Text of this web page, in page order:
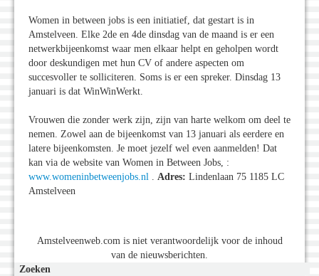
Women in between jobs is een initiatief, dat gestart is in
Amstelveen. Elke 2de en 4de dinsdag van de maand is er een
netwerkbijeenkomst waar men elkaar helpt en geholpen wordt
door deskundigen met hun CV of andere aspecten om
succesvoller te solliciteren. Soms is er een spreker. Dinsdag 13
januari is dat WinWinWerkt.
Vrouwen die zonder werk zijn, zijn van harte welkom om deel te
nemen. Zowel aan de bijeenkomst van 13 januari als eerdere en
latere bijeenkomsten. Je moet jezelf wel even aanmelden! Dat
kan via de website van Women in Between Jobs, :
www.womeninbetweenjobs.nl . Adres: Lindenlaan 75 1185 LC
Amstelveen
Amstelveenweb.com is niet verantwoordelijk voor de inhoud
van de nieuwsberichten.
Zoeken